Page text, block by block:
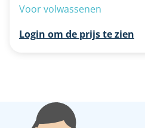
Voor volwassenen
Login om de prijs te zien